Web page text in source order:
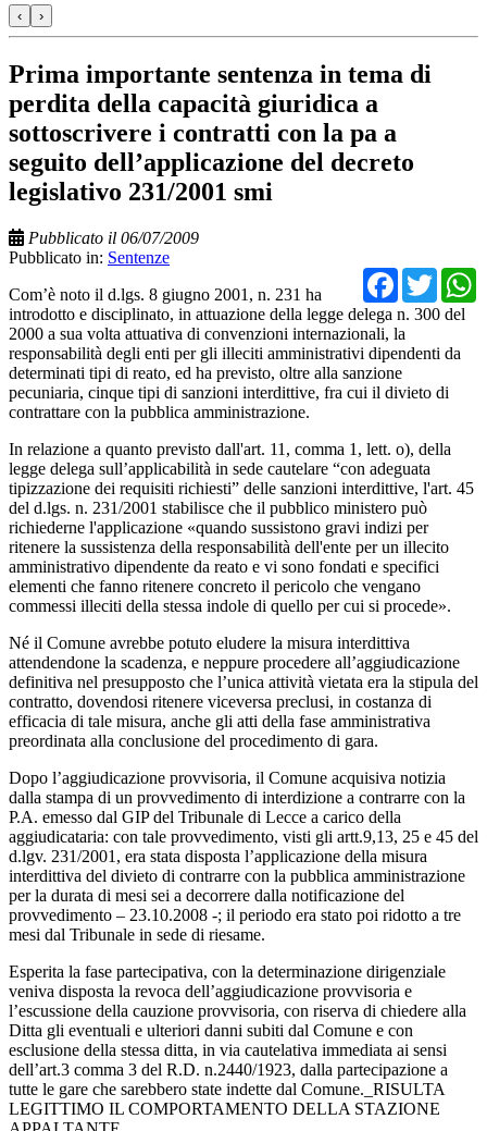
‹ ›
Prima importante sentenza in tema di
perdita della capacità giuridica a
sottoscrivere i contratti con la pa a
seguito dell’applicazione del decreto
legislativo 231/2001 smi
Pubblicato il 06/07/2009
Pubblicato in: Sentenze
Com’è noto il d.lgs. 8 giugno 2001, n. 231 ha
introdotto e disciplinato, in attuazione della legge delega n. 300 del
2000 a sua volta attuativa di convenzioni internazionali, la
responsabilità degli enti per gli illeciti amministrativi dipendenti da
determinati tipi di reato, ed ha previsto, oltre alla sanzione
pecuniaria, cinque tipi di sanzioni interdittive, fra cui il divieto di
contrattare con la pubblica amministrazione.
In relazione a quanto previsto dall'art. 11, comma 1, lett. o), della
legge delega sull’applicabilità in sede cautelare “con adeguata
tipizzazione dei requisiti richiesti” delle sanzioni interdittive, l'art. 45
del d.lgs. n. 231/2001 stabilisce che il pubblico ministero può
richiederne l'applicazione «quando sussistono gravi indizi per
ritenere la sussistenza della responsabilità dell'ente per un illecito
amministrativo dipendente da reato e vi sono fondati e specifici
elementi che fanno ritenere concreto il pericolo che vengano
commessi illeciti della stessa indole di quello per cui si procede».
Né il Comune avrebbe potuto eludere la misura interdittiva
attendendone la scadenza, e neppure procedere all’aggiudicazione
definitiva nel presupposto che l’unica attività vietata era la stipula del
contratto, dovendosi ritenere viceversa preclusi, in costanza di
efficacia di tale misura, anche gli atti della fase amministrativa
preordinata alla conclusione del procedimento di gara.
Dopo l’aggiudicazione provvisoria, il Comune acquisiva notizia
dalla stampa di un provvedimento di interdizione a contrarre con la
P.A. emesso dal GIP del Tribunale di Lecce a carico della
aggiudicataria: con tale provvedimento, visti gli artt.9,13, 25 e 45 del
d.lgv. 231/2001, era stata disposta l’applicazione della misura
interdittiva del divieto di contrarre con la pubblica amministrazione
per la durata di mesi sei a decorrere dalla notificazione del
provvedimento – 23.10.2008 -; il periodo era stato poi ridotto a tre
mesi dal Tribunale in sede di riesame.
Esperita la fase partecipativa, con la determinazione dirigenziale
veniva disposta la revoca dell’aggiudicazione provvisoria e
l’escussione della cauzione provvisoria, con riserva di chiedere alla
Ditta gli eventuali e ulteriori danni subiti dal Comune e con
esclusione della stessa ditta, in via cautelativa immediata ai sensi
dell’art.3 comma 3 del R.D. n.2440/1923, dalla partecipazione a
tutte le gare che sarebbero state indette dal Comune._RISULTA
LEGITTIMO IL COMPORTAMENTO DELLA STAZIONE